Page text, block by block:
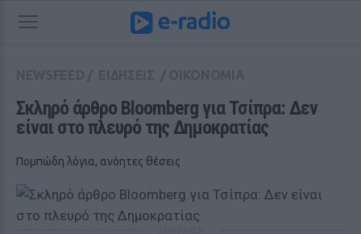
Σκληρό άρθρο Bloomberg για Τσίπρα: Δεν
είναι στο πλευρό της Δημοκρατίας
Πομπώδη λόγια, ανόητες θέσεις